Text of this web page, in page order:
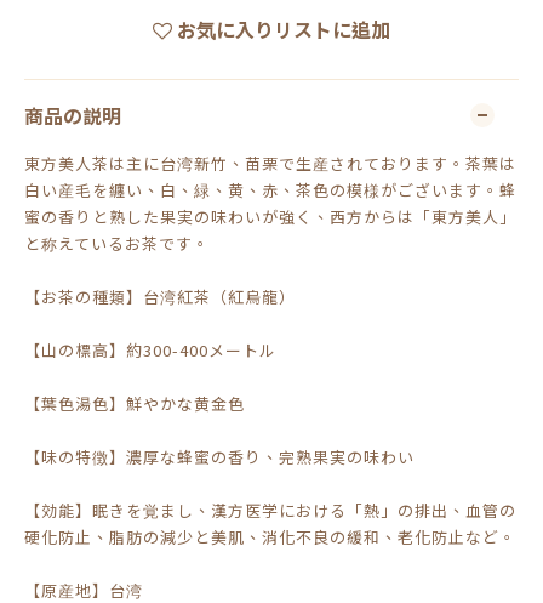
お気に入りリストに追加
商品の説明
東方美人茶は主に台湾新竹、苗栗で生産されております。茶葉は
白い産毛を纏い、白、緑、黄、赤、茶色の模様がございます。蜂
蜜の香りと熟した果実の味わいが強く、西方からは「東方美人」
と称えているお茶です。
【お茶の種類】台湾紅茶（紅烏龍）
【山の標高】約300-400メートル
【葉色湯色】鮮やかな黄金色
【味の特徴】濃厚な蜂蜜の香り、完熟果実の味わい
【効能】眠きを覚まし、漢方医学における「熱」の排出、血管の
硬化防止、脂肪の減少と美肌、消化不良の緩和、老化防止など。
【原産地】台湾